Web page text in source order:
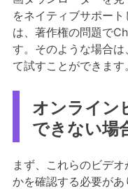
をネイティブサポー
は、著作権の問題で
す。そのような場合
て試すことができます。
オンライン
できない場
まず、これらのビデ
かを確認する必要が